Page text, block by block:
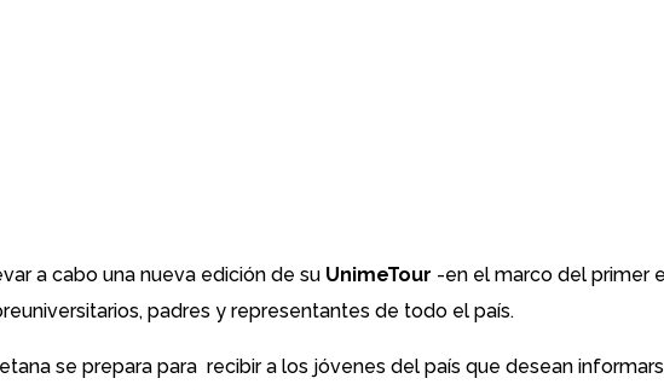
a cabo una nueva edición de su UnimeTour -en el marco del primer
padres y representantes de todo el país.
se prepara para recibir a los jóvenes del país que desean